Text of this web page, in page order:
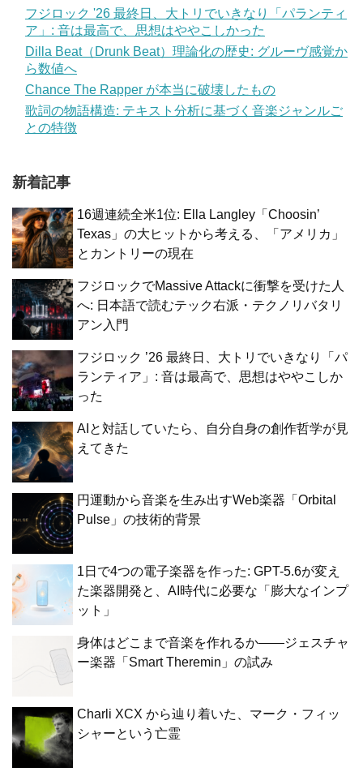
フジロック '26 最終日、大トリでいきなり「パランティ
ア」: 音は最高で、思想はややこしかった
Dilla Beat（Drunk Beat）理論化の歴史: グルーヴ感覚か
ら数値へ
Chance The Rapper が本当に破壊したもの
歌詞の物語構造: テキスト分析に基づく音楽ジャンルご
との特徴
新着記事
16週連続全米1位: Ella Langley「Choosin’
Texas」の大ヒットから考える、「アメリカ」
とカントリーの現在
フジロックでMassive Attackに衝撃を受けた人
へ: 日本語で読むテック右派・テクノリバタリ
アン入門
フジロック ’26 最終日、大トリでいきなり「パ
ランティア」: 音は最高で、思想はややこしか
った
AIと対話していたら、自分自身の創作哲学が見
えてきた
円運動から音楽を生み出すWeb楽器「Orbital
Pulse」の技術的背景
1日で4つの電子楽器を作った: GPT-5.6が変え
た楽器開発と、AI時代に必要な「膨大なインプ
ット」
身体はどこまで音楽を作れるか——ジェスチャ
ー楽器「Smart Theremin」の試み
Charli XCX から辿り着いた、マーク・フィッ
シャーという亡霊